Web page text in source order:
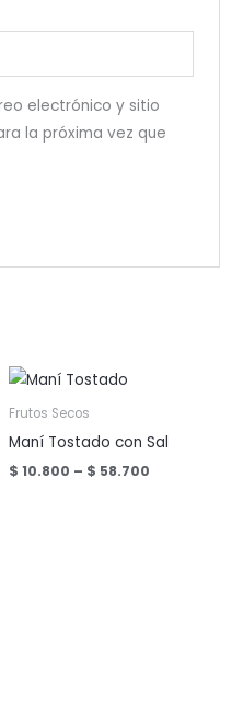
electrónico y sitio
la próxima vez que
Frutos Secos
Maní Tostado con Sal
$ 10.800 – $ 58.700